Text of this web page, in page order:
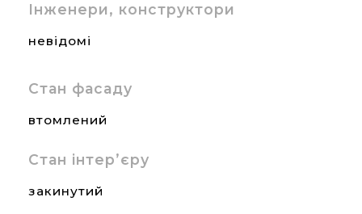
Інженери, конструктори
невідомі
Стан фасаду
втомлений
Стан інтер’єру
закинутий